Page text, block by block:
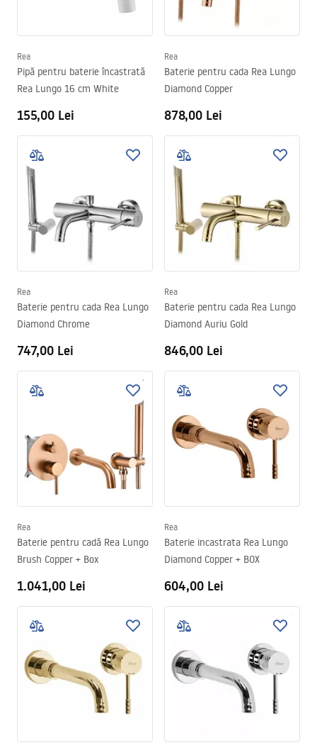
Rea
Pipă pentru baterie încastrată
Rea Lungo 16 cm White
155,00 Lei
Rea
Baterie pentru cada Rea Lungo
Diamond Copper
878,00 Lei
Rea
Baterie pentru cada Rea Lungo
Diamond Chrome
747,00 Lei
Rea
Baterie pentru cada Rea Lungo
Diamond Auriu Gold
846,00 Lei
Rea
Baterie pentru cadă Rea Lungo
Brush Copper + Box
1.041,00 Lei
Rea
Baterie incastrata Rea Lungo
Diamond Copper + BOX
604,00 Lei